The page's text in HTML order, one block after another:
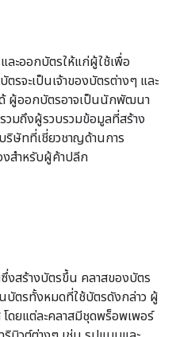
ะออกบัตรให้แก่ผู้ใช้เพื่อ
รจะเป็นเจ้าของบัตรต่างๆ และ
ด้ ผู้ออกบัตรอาจเป็นนักพัฒนา
วมถึงผู้รวบรวมข้อมูลที่สร้าง
ษัทที่เชี่ยวชาญด้านการ
งสำหรับผู้ค้าปลีก
งสร้างบัตรขึ้น คลาสของบัตร
บัตรทั้งหมดที่ใช้บัตรดังกล่าว ผู้
โดยแต่ละคลาสมีชุดพร็อพเพอร์